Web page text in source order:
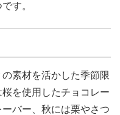
す。
素材を活かした季節限
を使用したチョコレー
バー、秋には栗やさつ